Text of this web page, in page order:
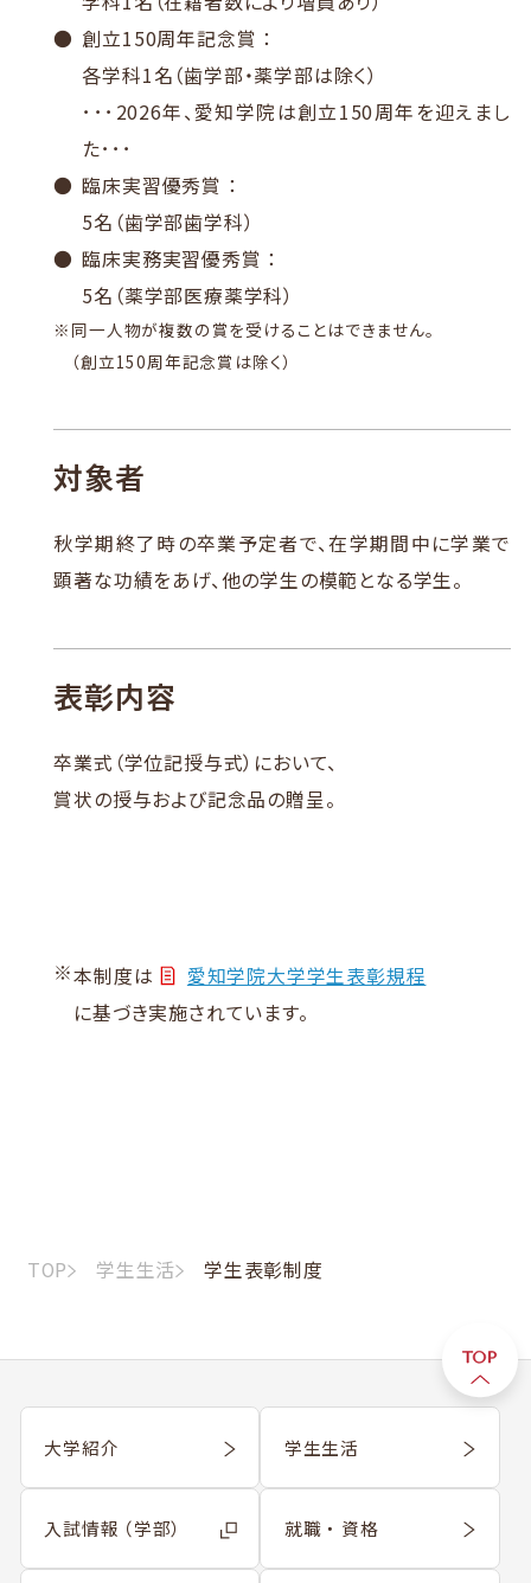
創立150周年記念賞 ：
各学科1名（歯学部・薬学部は除く）
･･･2026年、愛知学院は創立150周年を迎えまし
た･･･
臨床実習優秀賞 ：
5名（歯学部歯学科）
臨床実務実習優秀賞 ：
5名（薬学部医療薬学科）
※ 同一人物が複数の賞を受けることはできません。
（創立150周年記念賞は除く）
対象者
秋学期終了時の卒業予定者で、在学期間中に学業で
顕著な功績をあげ、他の学生の模範となる学生。
表彰内容
卒業式（学位記授与式）において、
賞状の授与および記念品の贈呈。
※本制度は
愛知学院大学学生表彰規程
に基づき実施されています。
TOP 学生生活 学生表彰制度
大学紹介
入試情報 （学部）
学生生活
就職 ・ 資格